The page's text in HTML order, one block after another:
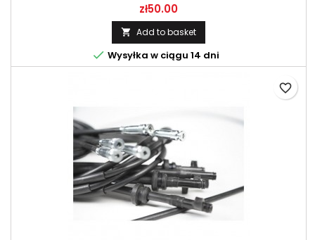
Price
zł50.00
 Add to basket
 Wysyłka w ciągu 14 dni
favorite_border